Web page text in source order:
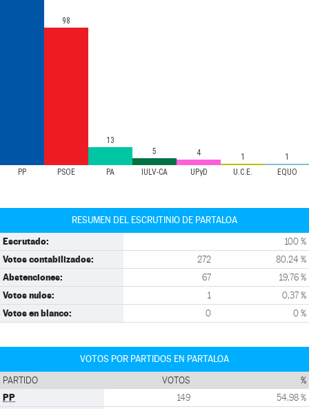
PP PSOE PA IULV-CA UPyD U.C.E. EQUO
98
13
5
4 1 1
RESUMEN DEL ESCRUTINIO DE PARTALOA
Escrutado: 100 %
Votos contabilizados: 272 80,24 %
Abstenciones: 67 19,76 %
Votos nulos: 1 0,37 %
Votos en blanco: 0 0 %
VOTOS POR PARTIDOS EN PARTALOA
PARTIDO VOTOS %
PP 149 54,98 %